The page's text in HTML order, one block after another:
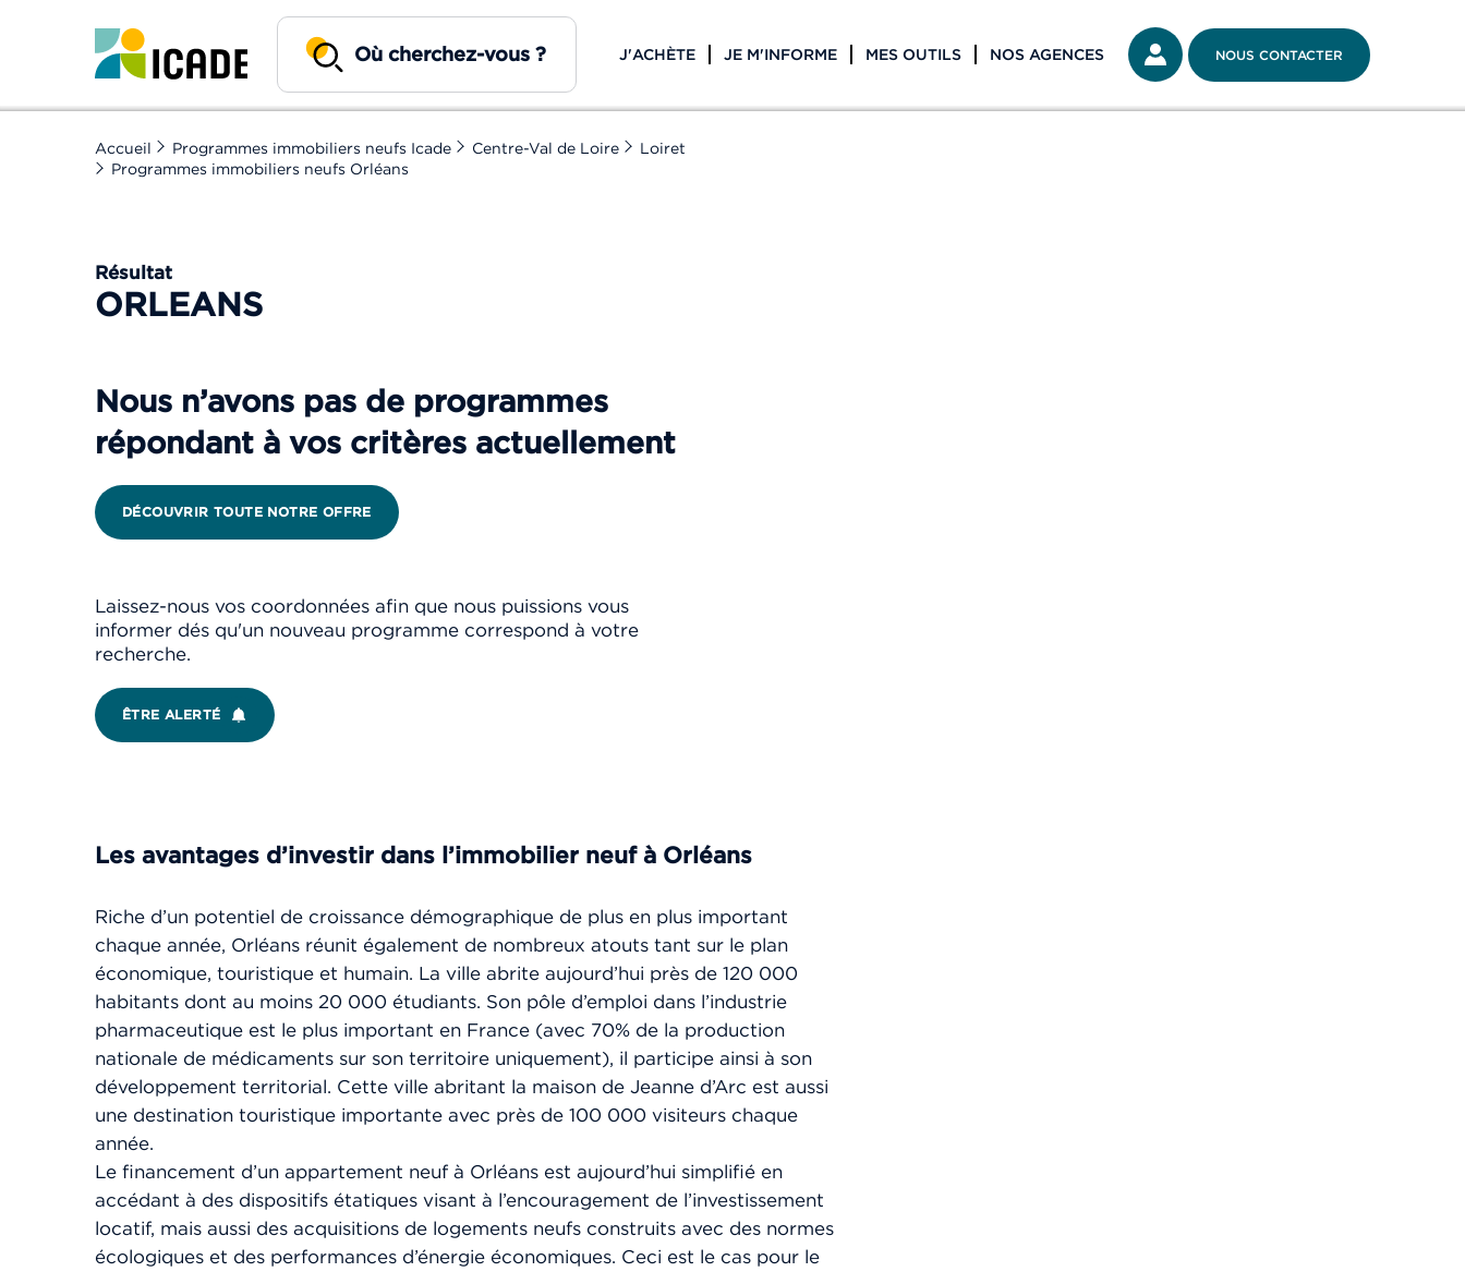
J'ACHÈTE JE M'INFORME MES OUTILS NOS AGENCES NOUS CONTACTER
Accueil Programmes immobiliers neufs Icade Centre-Val de Loire
Loiret
Programmes immobiliers neufs Orléans
Résultat
ORLEANS
Nous n’avons pas de programmes
répondant à vos critères actuellement
DÉCOUVRIR TOUTE NOTRE OFFRE
Laissez-nous vos coordonnées afin que nous puissions vous
informer dés qu'un nouveau programme correspond à votre
recherche.
ÊTRE ALERTÉ
Les avantages d’investir dans l’immobilier neuf à Orléans
Riche d’un potentiel de croissance démographique de plus en plus important
chaque année, Orléans réunit également de nombreux atouts tant sur le plan
économique, touristique et humain. La ville abrite aujourd’hui près de 120 000
habitants dont au moins 20 000 étudiants. Son pôle d’emploi dans l’industrie
pharmaceutique est le plus important en France (avec 70% de la production
nationale de médicaments sur son territoire uniquement), il participe ainsi à son
développement territorial. Cette ville abritant la maison de Jeanne d’Arc est aussi
une destination touristique importante avec près de 100 000 visiteurs chaque
année.
Le financement d’un appartement neuf à Orléans est aujourd’hui simplifié en
accédant à des dispositifs étatiques visant à l’encouragement de l’investissement
locatif, mais aussi des acquisitions de logements neufs construits avec des normes
écologiques et des performances d’énergie économiques. Ceci est le cas pour le